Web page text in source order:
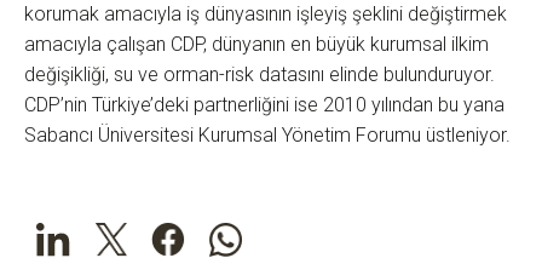
korumak amacıyla iş dünyasının işleyiş şeklini değiştirmek
amacıyla çalışan CDP, dünyanın en büyük kurumsal ilkim
değişikliği, su ve orman-risk datasını elinde bulunduruyor.
CDP’nin Türkiye’deki partnerliğini ise 2010 yılından bu yana
Sabancı Üniversitesi Kurumsal Yönetim Forumu üstleniyor.